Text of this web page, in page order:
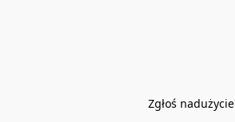
Zgłoś nadużycie